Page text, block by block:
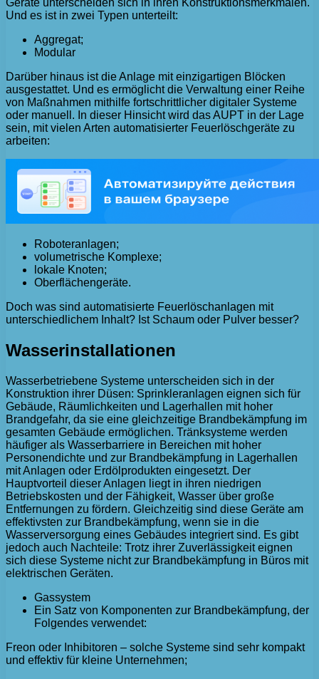
Geräte unterscheiden sich in ihren Konstruktionsmerkmalen.
Und es ist in zwei Typen unterteilt:
Aggregat;
Modular
Darüber hinaus ist die Anlage mit einzigartigen Blöcken
ausgestattet. Und es ermöglicht die Verwaltung einer Reihe
von Maßnahmen mithilfe fortschrittlicher digitaler Systeme
oder manuell. In dieser Hinsicht wird das AUPT in der Lage
sein, mit vielen Arten automatisierter Feuerlöschgeräte zu
arbeiten:
Roboteranlagen;
volumetrische Komplexe;
lokale Knoten;
Oberflächengeräte.
Doch was sind automatisierte Feuerlöschanlagen mit
unterschiedlichem Inhalt? Ist Schaum oder Pulver besser?
Wasserinstallationen
Wasserbetriebene Systeme unterscheiden sich in der
Konstruktion ihrer Düsen: Sprinkleranlagen eignen sich für
Gebäude, Räumlichkeiten und Lagerhallen mit hoher
Brandgefahr, da sie eine gleichzeitige Brandbekämpfung im
gesamten Gebäude ermöglichen. Tränksysteme werden
häufiger als Wasserbarriere in Bereichen mit hoher
Personendichte und zur Brandbekämpfung in Lagerhallen
mit Anlagen oder Erdölprodukten eingesetzt. Der
Hauptvorteil dieser Anlagen liegt in ihren niedrigen
Betriebskosten und der Fähigkeit, Wasser über große
Entfernungen zu fördern. Gleichzeitig sind diese Geräte am
effektivsten zur Brandbekämpfung, wenn sie in die
Wasserversorgung eines Gebäudes integriert sind. Es gibt
jedoch auch Nachteile: Trotz ihrer Zuverlässigkeit eignen
sich diese Systeme nicht zur Brandbekämpfung in Büros mit
elektrischen Geräten.
Gassystem
Ein Satz von Komponenten zur Brandbekämpfung, der
Folgendes verwendet:
Freon oder Inhibitoren – solche Systeme sind sehr kompakt
und effektiv für kleine Unternehmen;